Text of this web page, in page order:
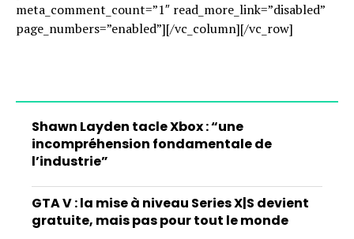
meta_comment_count=”1″ read_more_link=”disabled”
page_numbers=”enabled”][/vc_column][/vc_row]
Shawn Layden tacle Xbox : “une
incompréhension fondamentale de
l’industrie”
GTA V : la mise à niveau Series X|S devient
gratuite, mais pas pour tout le monde